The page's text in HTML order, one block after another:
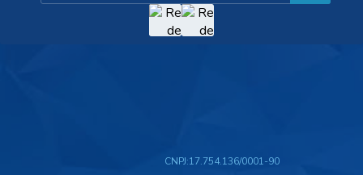
CNPJ:17.754.136/0001-90